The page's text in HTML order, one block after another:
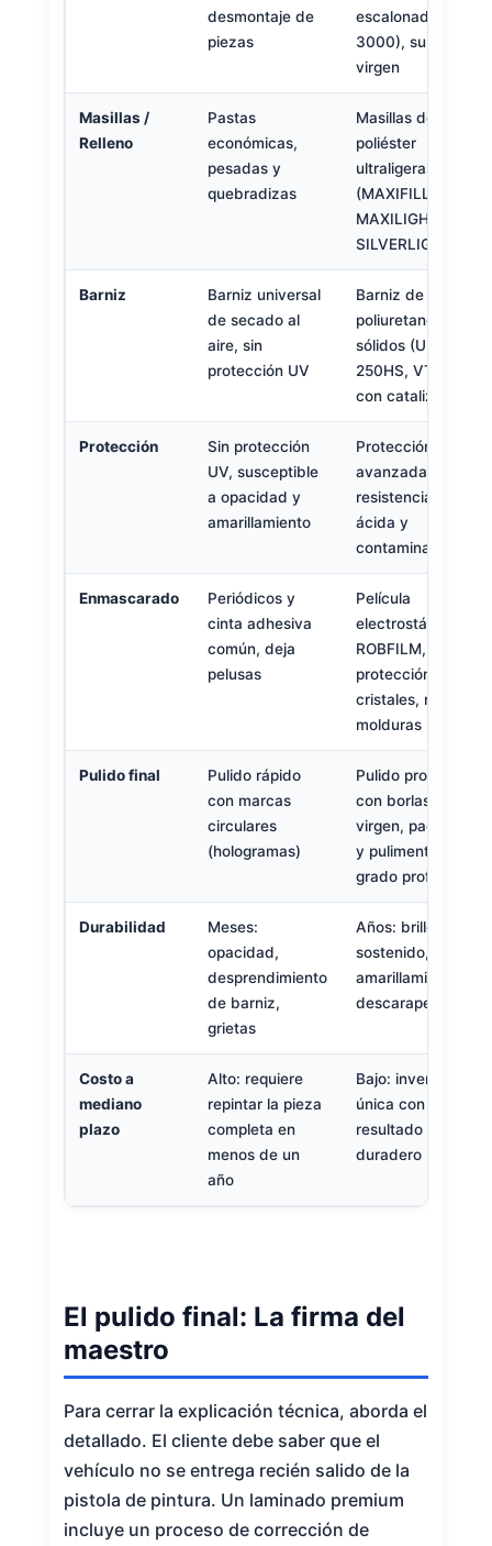
desmontaje de
piezas
escalonado (80 a
3000), superficie
virgen
Masillas /
Relleno
Pastas
económicas,
pesadas y
quebradizas
Masillas de
poliéster
ultraligeras
(MAXIFILL,
MAXILIGHT,
SILVERLIGHT)
Barniz
Barniz universal
de secado al
aire, sin
protección UV
Barniz de
poliuretano altos
sólidos (UNIX
250HS, VT 141)
con catalizador
Protección
Sin protección
UV, susceptible
a opacidad y
amarillamiento
Protección UV
avanzada,
resistencia a lluvia
ácida y
contaminación
Enmascarado
Periódicos y
cinta adhesiva
común, deja
pelusas
Película
electrostática
ROBFILM,
protección total de
cristales, rines y
molduras
Pulido final
Pulido rápido
con marcas
circulares
(hologramas)
Pulido profesional
con borlas de lana
virgen, pads waffle
y pulimentos de
grado profesional
Durabilidad
Meses:
opacidad,
desprendimiento
de barniz,
grietas
Años: brillo
sostenido, sin
amarillamiento ni
descarapelamiento
Costo a
mediano
plazo
Alto: requiere
repintar la pieza
completa en
menos de un
año
Bajo: inversión
única con
resultado
duradero
El pulido final: La firma del
maestro
Para cerrar la explicación técnica, aborda el
detallado. El cliente debe saber que el
vehículo no se entrega recién salido de la
pistola de pintura. Un laminado premium
incluye un proceso de corrección de